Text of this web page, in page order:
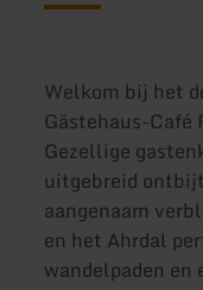
Welkom bij het
Gästehaus-
Gezellige
uitgebreid
aangenaam
en het Ahrdal
wandelpaden en